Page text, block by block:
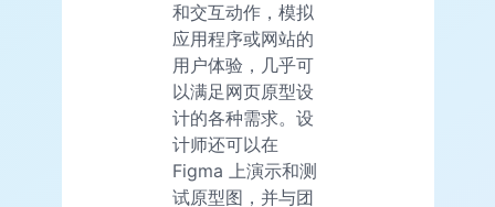
和交互动作，模拟
应用程序或网站的
用户体验，几乎可
以满足网页原型设
计的各种需求。设
计师还可以在
Figma 上演示和测
试原型图，并与团